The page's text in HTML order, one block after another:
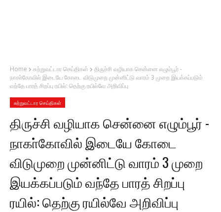
Home சுற்றுவட்டார செய்திகள்
திருச்சி வழியாக சென்னை எழும்பூர் -
நாகா்கோவில் இடையே கோடை விடுமுறை முன்னிட்டு வாரம் 3 முறை இயக்கப்படும்
வந்தே பாரத் சிறப்பு ரயில்: தெற்கு ரயில்வே அறிவிப்பு
சுற்றுவட்டார செய்திகள்
திருச்சி வழியாக சென்னை எழும்பூர் -
நாகா்கோவில் இடையே கோடை
விடுமுறை முன்னிட்டு வாரம் 3 முறை
இயக்கப்படும் வந்தே பாரத் சிறப்பு
ரயில்: தெற்கு ரயில்வே அறிவிப்பு